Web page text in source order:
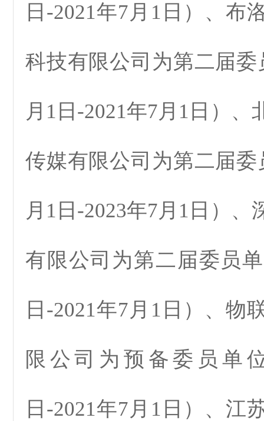
日-2021年7月1日）、布
科技有限公司为第二届委
月1日-2021年7月1日）、
传媒有限公司为第二届委
月1日-2023年7月1日）、
有限公司为第二届委员
日-2021年7月1日）、物
限公司为预备委员单
日-2021年7月1日）、江